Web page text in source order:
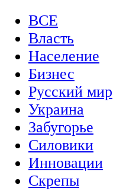
ВСЕ
Власть
Население
Бизнес
Русский мир
Украина
Забугорье
Силовики
Инновации
Скрепы